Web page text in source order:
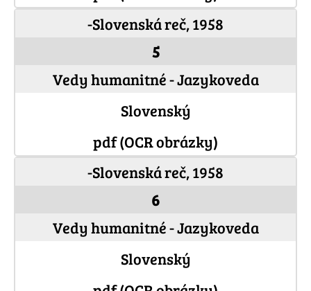
-Slovenská reč, 1958
5
Vedy humanitné - Jazykoveda
Slovenský
pdf (OCR obrázky)
-Slovenská reč, 1958
6
Vedy humanitné - Jazykoveda
Slovenský